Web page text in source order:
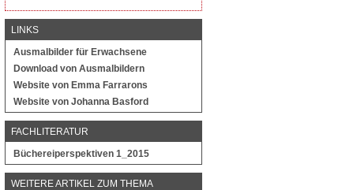
LINKS
Ausmalbilder für Erwachsene
Download von Ausmalbildern
Website von Emma Farrarons
Website von Johanna Basford
FACHLITERATUR
Büchereiperspektiven 1_2015
WEITERE ARTIKEL ZUM THEMA